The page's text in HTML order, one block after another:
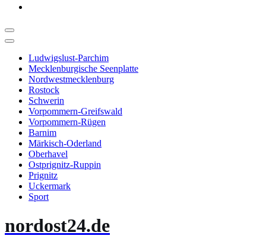
Ludwigslust-Parchim
Mecklenburgische Seenplatte
Nordwestmecklenburg
Rostock
Schwerin
Vorpommern-Greifswald
Vorpommern-Rügen
Barnim
Märkisch-Oderland
Oberhavel
Ostprignitz-Ruppin
Prignitz
Uckermark
Sport
nordost24.de